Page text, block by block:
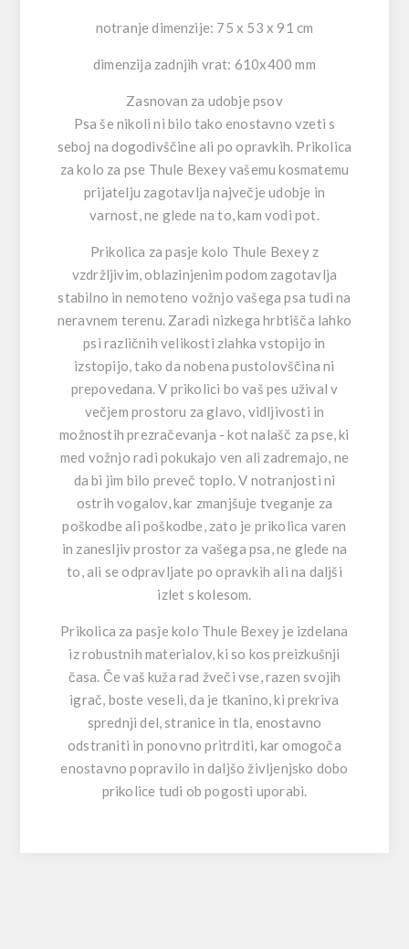
notranje dimenzije: 75 x 53 x 91 cm
dimenzija zadnjih vrat: 610x400 mm
Zasnovan za udobje psov
Psa še nikoli ni bilo tako enostavno vzeti s
seboj na dogodivščine ali po opravkih. Prikolica
za kolo za pse Thule Bexey vašemu kosmatemu
prijatelju zagotavlja največje udobje in
varnost, ne glede na to, kam vodi pot.
Prikolica za pasje kolo Thule Bexey z
vzdržljivim, oblazinjenim podom zagotavlja
stabilno in nemoteno vožnjo vašega psa tudi na
neravnem terenu. Zaradi nizkega hrbtišča lahko
psi različnih velikosti zlahka vstopijo in
izstopijo, tako da nobena pustolovščina ni
prepovedana. V prikolici bo vaš pes užival v
večjem prostoru za glavo, vidljivosti in
možnostih prezračevanja - kot nalašč za pse, ki
med vožnjo radi pokukajo ven ali zadremajo, ne
da bi jim bilo preveč toplo. V notranjosti ni
ostrih vogalov, kar zmanjšuje tveganje za
poškodbe ali poškodbe, zato je prikolica varen
in zanesljiv prostor za vašega psa, ne glede na
to, ali se odpravljate po opravkih ali na daljši
izlet s kolesom.
Prikolica za pasje kolo Thule Bexey je izdelana
iz robustnih materialov, ki so kos preizkušnji
časa. Če vaš kuža rad žveči vse, razen svojih
igrač, boste veseli, da je tkanino, ki prekriva
sprednji del, stranice in tla, enostavno
odstraniti in ponovno pritrditi, kar omogoča
enostavno popravilo in daljšo življenjsko dobo
prikolice tudi ob pogosti uporabi.